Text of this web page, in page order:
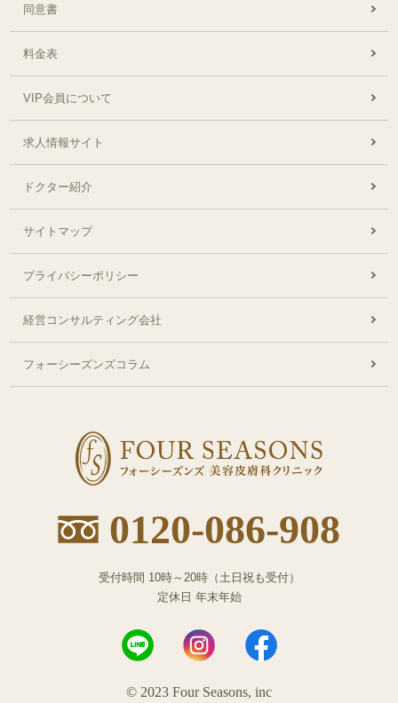
同意書
料金表
VIP会員について
求人情報サイト
ドクター紹介
サイトマップ
プライバシーポリシー
経営コンサルティング会社
フォーシーズンズコラム
フ
ォ
ー
ー
ズ
0120-086-908
受付時間 10時～20時（土日祝も受付）
定休日 年末年始
© 2023 Four Seasons, inc